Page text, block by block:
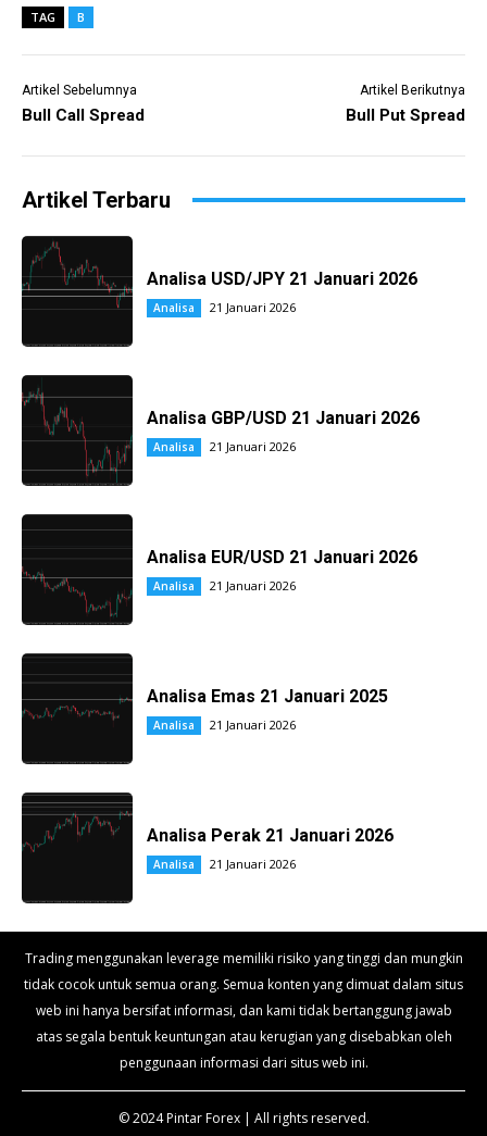
TAG B
Artikel Sebelumnya
Bull Call Spread
Artikel Berikutnya
Bull Put Spread
Artikel Terbaru
Analisa USD/JPY 21 Januari 2026
Analisa 21 Januari 2026
Analisa GBP/USD 21 Januari 2026
Analisa 21 Januari 2026
Analisa EUR/USD 21 Januari 2026
Analisa 21 Januari 2026
Analisa Emas 21 Januari 2025
Analisa 21 Januari 2026
Analisa Perak 21 Januari 2026
Analisa 21 Januari 2026
Trading menggunakan leverage memiliki risiko yang tinggi dan mungkin
tidak cocok untuk semua orang. Semua konten yang dimuat dalam situs
web ini hanya bersifat informasi, dan kami tidak bertanggung jawab
atas segala bentuk keuntungan atau kerugian yang disebabkan oleh
penggunaan informasi dari situs web ini.
© 2024 Pintar Forex | All rights reserved.